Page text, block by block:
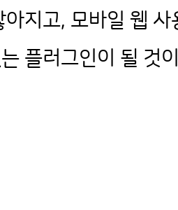
아지고, 모바일 웹
플러그인이 될 것